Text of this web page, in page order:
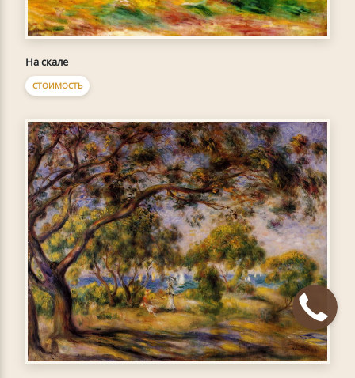
На скале
СТОИМОСТЬ